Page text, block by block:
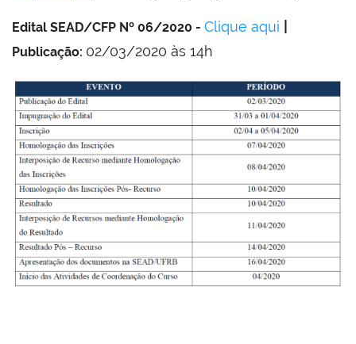
Edital SEAD/CFP Nº 06/2020 - Clique aqui
Publicação: 02/03/2020 às 14h